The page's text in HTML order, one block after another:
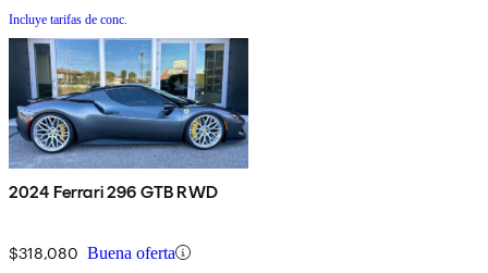
Incluye tarifas de conc.
2024 Ferrari 296 GTB RWD
$318,080 Buena oferta